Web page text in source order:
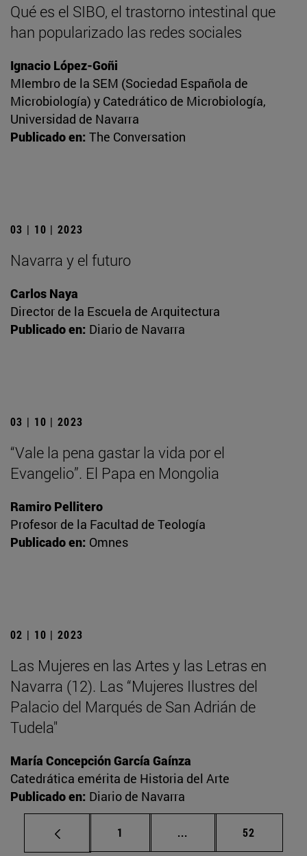
Qué es el SIBO, el trastorno intestinal que
han popularizado las redes sociales
Ignacio López-Goñi
MIembro de la SEM (Sociedad Española de
Microbiología) y Catedrático de Microbiología,
Universidad de Navarra
Publicado en: The Conversation
03 | 10 | 2023
Navarra y el futuro
Carlos Naya
Director de la Escuela de Arquitectura
Publicado en: Diario de Navarra
03 | 10 | 2023
“Vale la pena gastar la vida por el
Evangelio”. El Papa en Mongolia
Ramiro Pellitero
Profesor de la Facultad de Teología
Publicado en: Omnes
02 | 10 | 2023
Las Mujeres en las Artes y las Letras en
Navarra (12). Las “Mujeres Ilustres del
Palacio del Marqués de San Adrián de
Tudela"
María Concepción García Gaínza
Catedrática emérita de Historia del Arte
Publicado en: Diario de Navarra
Página
1 ... Páginas intermedias
Página
52